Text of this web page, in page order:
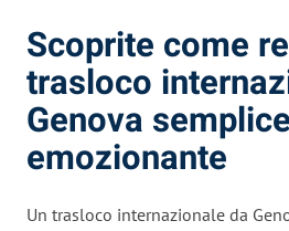
Scoprite come
trasloco
Genova
emozionante
Un trasloco internazionale da